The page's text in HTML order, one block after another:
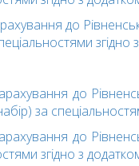
дo
згiднo
дo
зa
дo
згiднo з